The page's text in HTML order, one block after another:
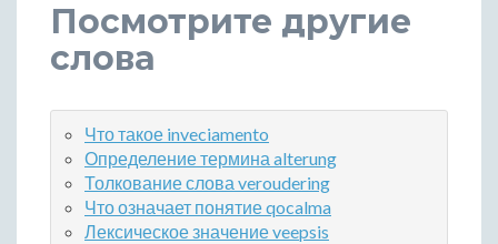
Посмотрите другие
слова
Что такое inveciamento
Определение термина alterung
Толкование слова veroudering
Что означает понятие qocalma
Лексическое значение veepsis